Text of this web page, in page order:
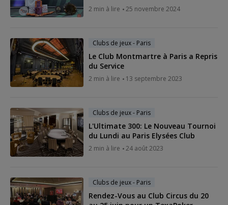
2 min à lire 25 novembre 2024
Clubs de jeux - Paris
Le Club Montmartre à Paris a Repris
du Service
2 min à lire 13 septembre 2023
Clubs de jeux - Paris
L'Ultimate 300: Le Nouveau Tournoi
du Lundi au Paris Elysées Club
2 min à lire 24 août 2023
Clubs de jeux - Paris
Rendez-Vous au Club Circus du 20